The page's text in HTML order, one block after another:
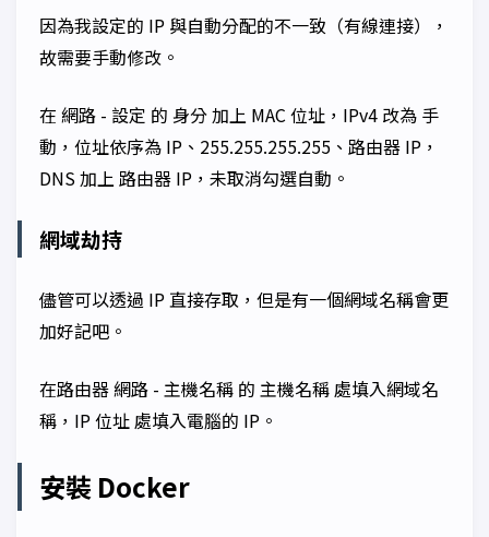
因為我設定的 IP 與自動分配的不一致（有線連接），
故需要手動修改。
在 網路 - 設定 的 身分加上 MAC 位址 ， IPv4 改為 手
動 ，位址依序為 IP、255.255.255.255、路由器 IP ，
DNS加上 路由器 IP ，未取消勾選自動。
網域劫持
儘管可以透過 IP 直接存取，但是有一個網域名稱會更
加好記吧。
在路由器網路 - 主機名稱 的 主機名稱 處填入網域名
稱， IP 位址 處填入電腦的 IP。
安裝 Docker